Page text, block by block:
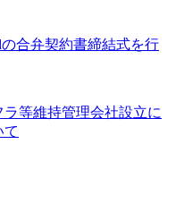
の合弁契約書締結式を行
等維持管理会社設立に
て